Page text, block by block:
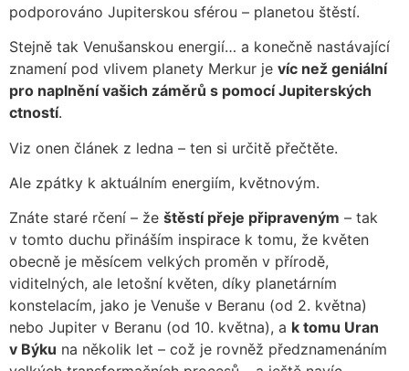
podporováno Jupiterskou sférou – planetou štěstí.
Stejně tak Venušanskou energií… a konečně nastávající
znamení pod vlivem planety Merkur je víc než geniální
pro naplnění vašich záměrů s pomocí Jupiterských
ctností.
Viz onen článek z ledna – ten si určitě přečtěte.
Ale zpátky k aktuálním energiím, květnovým.
Znáte staré rčení – že štěstí přeje připraveným – tak
v tomto duchu přináším inspirace k tomu, že květen
obecně je měsícem velkých proměn v přírodě,
viditelných, ale letošní květen, díky planetárním
konstelacím, jako je Venuše v Beranu (od 2. května)
nebo Jupiter v Beranu (od 10. května), a k tomu Uran
v Býku na několik let – což je rovněž předznamenáním